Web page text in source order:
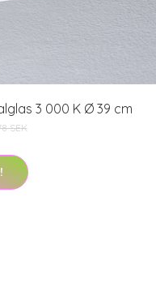
3 000 K Ø 39 cm
SEK